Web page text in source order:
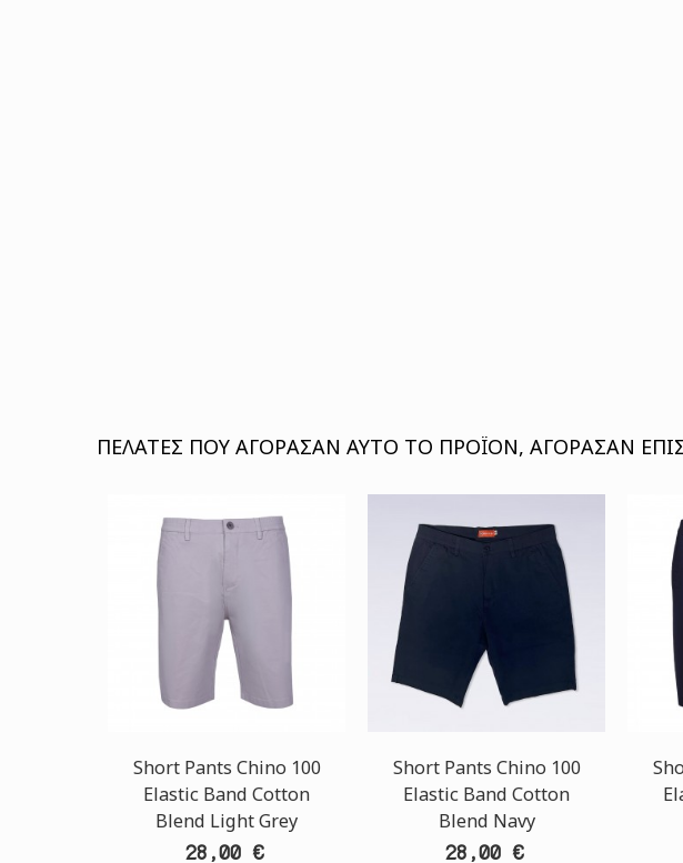
ΠΕΛΆΤΕΣ ΠΟΥ ΑΓΌΡΑΣΑΝ ΑΥΤΌ ΤΟ ΠΡΟΪΌΝ, ΑΓΌΡΑΣΑΝ
Short Pants Chino 100
Elastic Band Cotton
Blend Light Grey
28,00 €
Short Pants Chino 100
Elastic Band Cotton
Blend Navy
28,00 €